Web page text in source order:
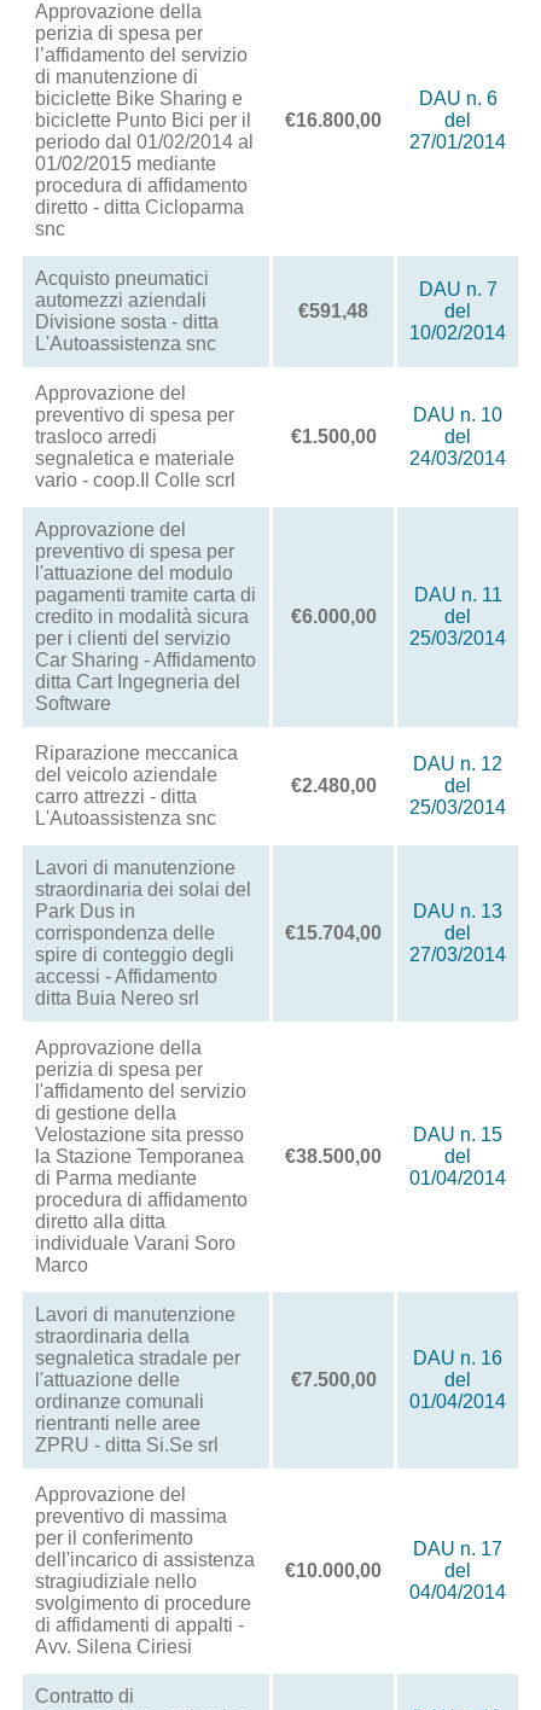
Approvazione della
perizia di spesa per
l’affidamento del servizio
di manutenzione di
biciclette Bike Sharing e
biciclette Punto Bici per il
periodo dal 01/02/2014 al
01/02/2015 mediante
procedura di affidamento
diretto - ditta Cicloparma
snc
€16.800,00
DAU n. 6
del
27/01/2014
Acquisto pneumatici
automezzi aziendali
Divisione sosta - ditta
L'Autoassistenza snc
€591,48
DAU n. 7
del
10/02/2014
Approvazione del
preventivo di spesa per
trasloco arredi
segnaletica e materiale
vario - coop.Il Colle scrl
€1.500,00
DAU n. 10
del
24/03/2014
Approvazione del
preventivo di spesa per
l'attuazione del modulo
pagamenti tramite carta di
credito in modalità sicura
per i clienti del servizio
Car Sharing - Affidamento
ditta Cart Ingegneria del
Software
€6.000,00
DAU n. 11
del
25/03/2014
Riparazione meccanica
del veicolo aziendale
carro attrezzi - ditta
L'Autoassistenza snc
€2.480,00
DAU n. 12
del
25/03/2014
Lavori di manutenzione
straordinaria dei solai del
Park Dus in
corrispondenza delle
spire di conteggio degli
accessi - Affidamento
ditta Buia Nereo srl
€15.704,00
DAU n. 13
del
27/03/2014
Approvazione della
perizia di spesa per
l'affidamento del servizio
di gestione della
Velostazione sita presso
la Stazione Temporanea
di Parma mediante
procedura di affidamento
diretto alla ditta
individuale Varani Soro
Marco
€38.500,00
DAU n. 15
del
01/04/2014
Lavori di manutenzione
straordinaria della
segnaletica stradale per
l'attuazione delle
ordinanze comunali
rientranti nelle aree
ZPRU - ditta Si.Se srl
€7.500,00
DAU n. 16
del
01/04/2014
Approvazione del
preventivo di massima
per il conferimento
dell'incarico di assistenza
stragiudiziale nello
svolgimento di procedure
di affidamenti di appalti -
Avv. Silena Ciriesi
€10.000,00
DAU n. 17
del
04/04/2014
Contratto di